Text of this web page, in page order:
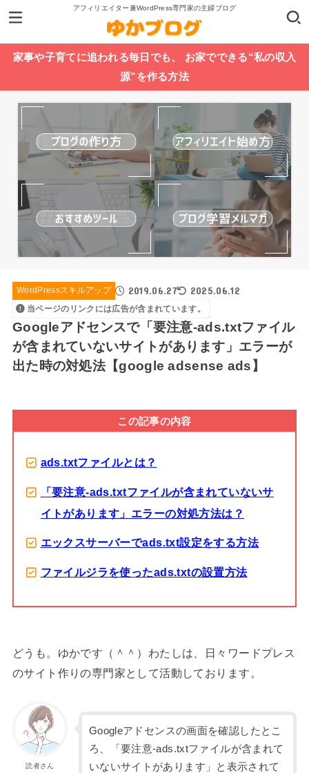
アフィリエイター兼WordPress専門家の主婦ブログ
家事や子育てに追われる毎日でも、 お家でできる“私の収入
源”を作る方法
WordPressスキルアップ 2019.06.27 2025.06.12
当ページのリンクには広告が含まれています。
Googleアドセンスで「要注意-ads.txtファイル
が含まれていないサイトがあります」エラーが
出た時の対処法【google adsense ads】
この記事の内容
ads.txtファイルとは？
「要注意-ads.txtファイルが含まれていないサ
イトがあります」エラーの対処方法は？
エックスサーバーでads.txt設定をする方法
ファイルジラを使ったads.txtの設置方法
どうも。ゆかです（＾＾）わたしは、日々ワードプレス
のサイト作りの専門家として活動しております。
読者さん
Googleアドセンスの画面を確認したとこ
ろ、「要注意-ads.txtファイルが含まれて
いないサイトがあります」と表示されて